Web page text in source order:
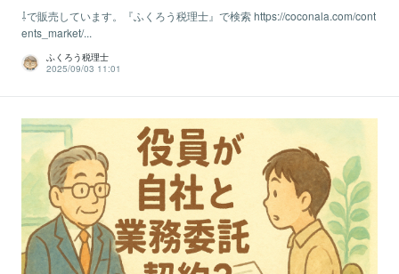
⇩で販売しています。『ふくろう税理士』で検索 https://coconala.com/cont
ents_market/...
ふくろう税理士
2025/09/03 11:01